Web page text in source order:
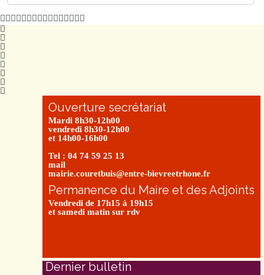
Ouverture secrétariat
Mardi 8h30-12h00
vendredi 8h30-12h00
et 14h00-16h00
Tel : 04 74 59 25 13
mail
mairie.couretbuis@entre-bievreetrhone.fr
Permanence du Maire et des Adjoints
Vendredi de 17h15 à 19h15
et samedi matin sur rdv
Dernier bulletin